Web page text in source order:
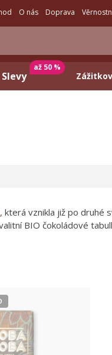
O nás Doprava
Slevy
až 50 %
, která vznikla již po druhé
BIO čokoládové